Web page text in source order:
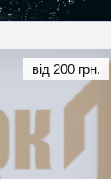
від 200 грн.